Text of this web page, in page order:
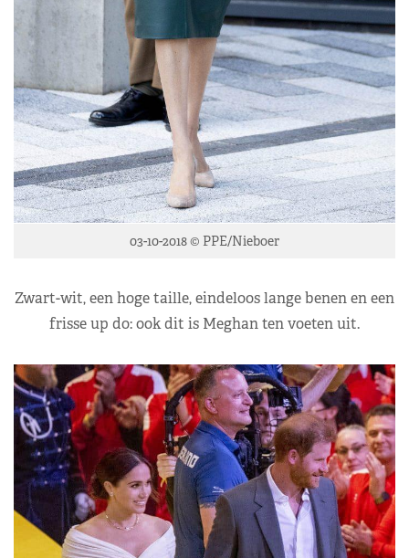
03-10-2018 © PPE/Nieboer
Zwart-wit, een hoge taille, eindeloos lange benen en een
frisse up do: ook dit is Meghan ten voeten uit.